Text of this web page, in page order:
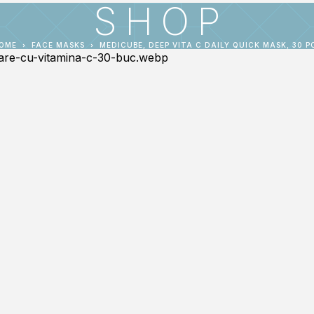
SHOP
FACE MASKS MEDICUBE, DEEP VITA C DAILY QUICK MASK, 30